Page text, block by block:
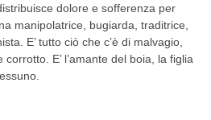
dolore e sofferenza per
manipolatrice, bugiarda, traditrice,
E’ tutto ciò che c’è di malvagio,
E’ l’amante del boia, la figlia